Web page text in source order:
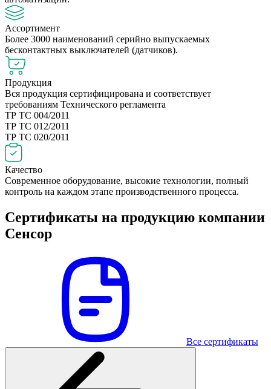
Ассортимент
Более 3000 наименований серийно выпускаемых
бесконтактных выключателей (датчиков).
Продукция
Вся продукция сертифицирована и соответствует
требованиям Технического регламента
ТР ТС 004/2011
ТР ТС 012/2011
ТР ТС 020/2011
Качество
Современное оборудование, высокие технологии, полный
контроль на каждом этапе производственного процесса.
Сертификаты на продукцию компании
Сенсор
Все сертификаты